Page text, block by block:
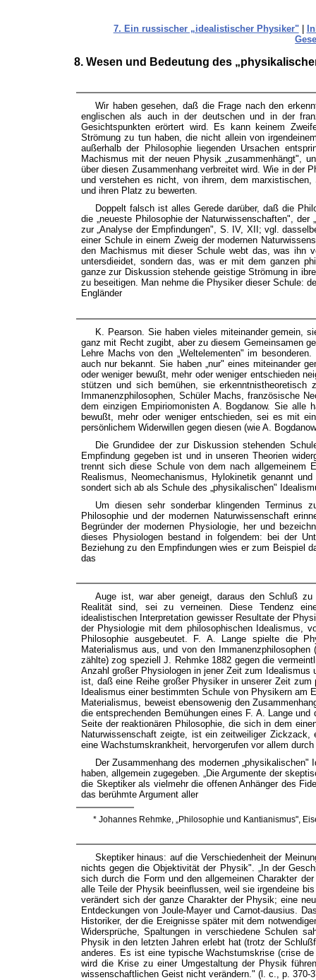
7. Ein russischer „idealistischer Physiker"|
8. Wesen und Bedeutung des
Wir haben gesehen, daß die Frage nach den
englischen als auch in der deutschen und in der
Gesichtspunkten erörtert wird. Es kann keinem
Strömung zu tun haben, die nicht allein von
außerhalb der Philosophie liegenden Ursachen
Machismus mit der neuen Physik „zusammenhängt",
über diesen Zusammenhang verbreitet wird. Wie in der
und verstehen es nicht, von ihrem, dem
und ihren Platz zu bewerten.
Doppelt falsch ist alles Gerede darüber, daß die
die „neueste Philosophie der Naturwissenschaften",
zur „Analyse der Empfindungen", S. IV, XII; vgl.
einer Schule in einem Zweig der modernen
den Machismus mit dieser Schule webt das, was ihn
untersdieidet, sondern das, was er mit dem ganzen
ganze zur Diskussion stehende geistige Strömung in
zu beseitigen. Man nehme die Physiker dieser Schule:
Engländer
K. Pearson. Sie haben vieles miteinander gemein,
ganz mit Recht zugibt, aber zu diesem Gemeinsamen
Lehre Machs von den „Weltelementen" im
auch nur bekannt. Sie haben „nur" eines miteinander
oder weniger bewußt, mehr oder weniger entschieden
stützen und sich bemühen, sie erkenntnistheoretisch
Immanenzphilosophen, Schüler Machs, französische
dem einzigen Empiriomonisten A. Bogdanow. Sie alle
bewußt, mehr oder weniger entschieden, sei es mit
persönlichem Widerwillen gegen diesen (wie A.
Die Grundidee der zur Diskussion stehenden
Empfindung gegeben ist und in unseren Theorien
trennt sich diese Schule von dem nach allgemeinem
Realismus, Neomechanismus, Hylokinetik genannt
sondert sich ab als Schule des „physikalischen"
Um diesen sehr sonderbar klingenden
Philosophie und der modernen Naturwissenschaft
Begründer der modernen Physiologie, her und
dieses Physiologen bestand in folgendem: bei der
Beziehung zu den Empfindungen wies er zum Beispiel
das
Auge ist, war aber geneigt, daraus den Schluß zu
Realität sind, sei zu verneinen. Diese Tendenz
idealistischen Interpretation gewisser Resultate der
der Physiologie mit dem philosophischen Idealismus,
Philosophie ausgebeutet. F. A. Lange spielte die
Materialismus aus, und von den
zählte) zog speziell J. Rehmke 1882 gegen die
Anzahl großer Physiologen in jener Zeit zum
ist, daß eine Reihe großer Physiker in unserer Zeit
Idealismus einer bestimmten Schule von Physikern am
Materialismus, beweist ebensowenig den
die entsprechenden Bemühungen eines F. A. Lange
Seite der reaktionären Philosophie, die sich in dem
Naturwissenschaft zeigte, ist ein zeitweiliger
eine Wachstumskrankheit, hervorgerufen vor allem
Der Zusammenhang des modernen
haben, allgemein zugegeben. „Die Argumente der
die Skeptiker als vielmehr die offenen Anhänger des
das berühmte Argument aller
* Johannes Rehmke, „Philosophie und Kantianismus",
Skeptiker hinaus: auf die Verschiedenheit der
nichts gegen die Objektivität der Physik". „In der
sich durch die Form und den allgemeinen Charakter
alle Teile der Physik beeinflussen, weil sie irgendeine
verändert sich der ganze Charakter der Physik; eine
Entdeckungen von Joule-Mayer und Carnot-dausius.
Historiker, der die Ereignisse später mit dem
Widersprüche, Spaltungen in verschiedene Schulen
Physik in den letzten Jahren erlebt hat (trotz der
anderes. Es ist eine typische Wachstumskrise (crise
wird die Krise zu einer Umgestaltung der Physik
wissenschaftlichen Geist nicht verändern." (l. c., p. 370-